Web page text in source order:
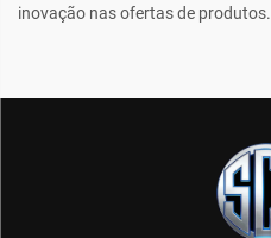
inovação nas ofertas de produtos.